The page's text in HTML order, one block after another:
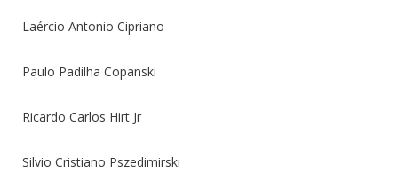
Laércio Antonio Cipriano
Paulo Padilha Copanski
Ricardo Carlos Hirt Jr
Silvio Cristiano Pszedimirski